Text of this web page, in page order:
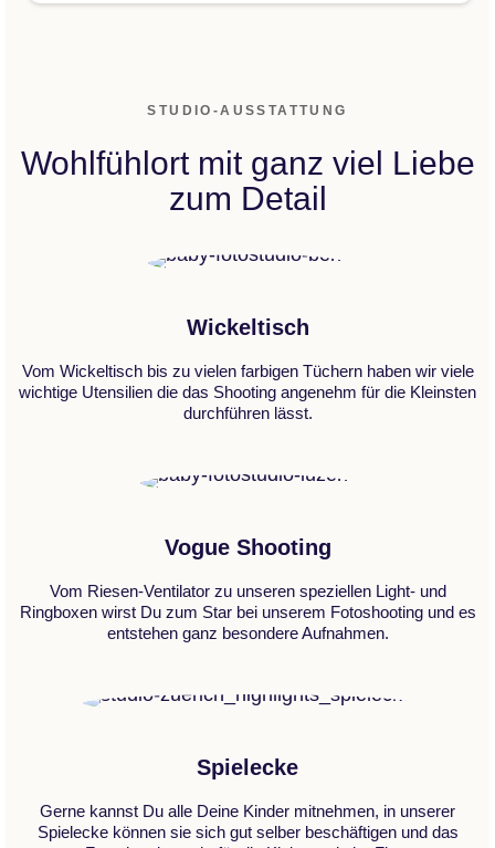
STUDIO-AUSSTATTUNG
Wohlfühlort mit ganz viel Liebe
zum Detail
Wickeltisch
Vom Wickeltisch bis zu vielen farbigen Tüchern haben wir viele
wichtige Utensilien die das Shooting angenehm für die Kleinsten
durchführen lässt.
Vogue Shooting
Vom Riesen-Ventilator zu unseren speziellen Light- und
Ringboxen wirst Du zum Star bei unserem Fotoshooting und es
entstehen ganz besondere Aufnahmen.
Spielecke
Gerne kannst Du alle Deine Kinder mitnehmen, in unserer
Spielecke können sie sich gut selber beschäftigen und das